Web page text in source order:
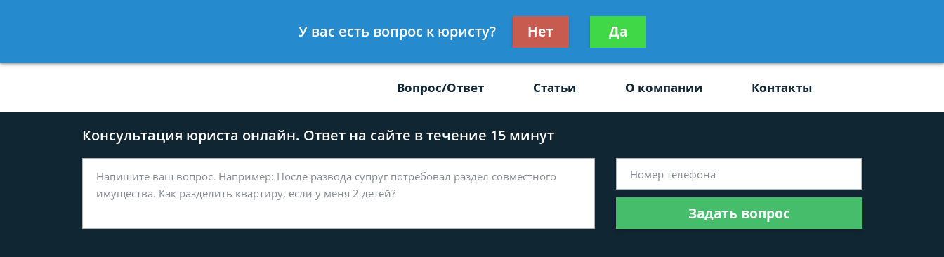
8 812 509-27-47
Получите консультацию
бесплатно
Вопрос/Ответ Статьи О компании Контакты
Консультация юриста онлайн. Ответ на сайте в течение 15 минут
Задать вопрос
У вас есть вопрос к юристу? Нет Да